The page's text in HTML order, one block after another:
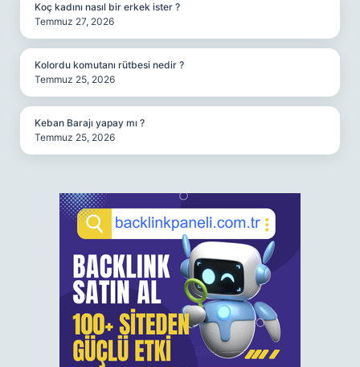
Koç kadını nasıl bir erkek ister ?
Temmuz 27, 2026
Kolordu komutanı rütbesi nedir ?
Temmuz 25, 2026
Keban Barajı yapay mı ?
Temmuz 25, 2026